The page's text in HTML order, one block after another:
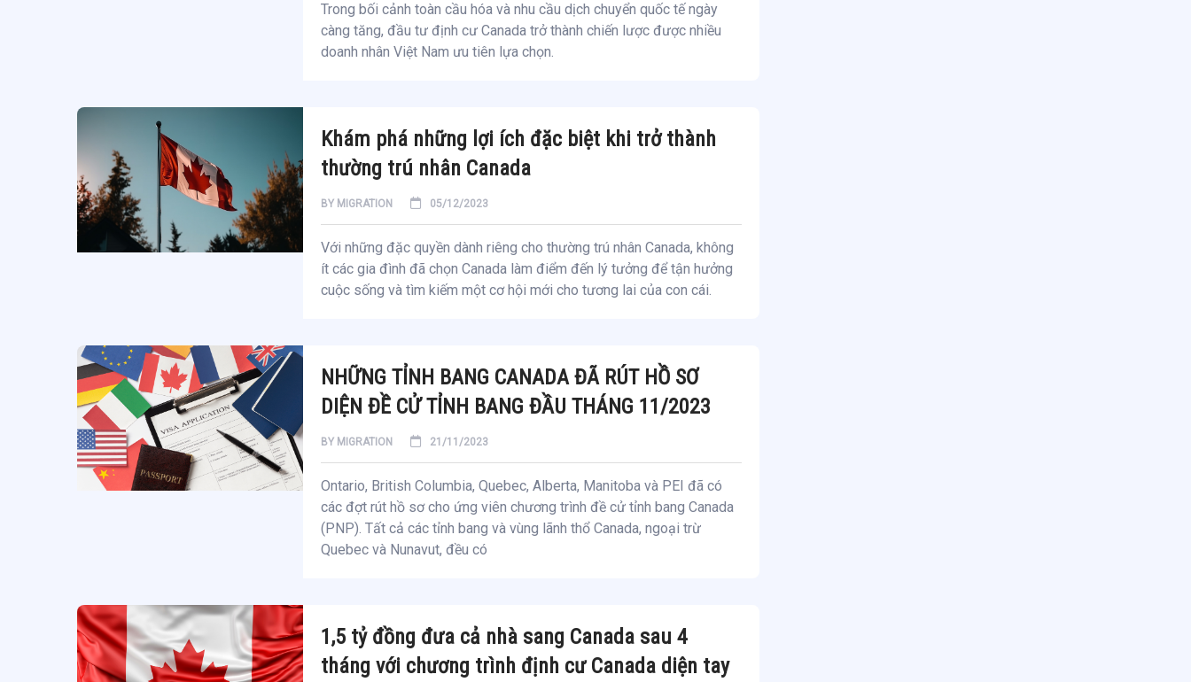
Trong bối cảnh toàn cầu hóa và nhu cầu dịch chuyển quốc tế ngày
càng tăng, đầu tư định cư Canada trở thành chiến lược được nhiều
doanh nhân Việt Nam ưu tiên lựa chọn.
Khám phá những lợi ích đặc biệt khi trở thành
thường trú nhân Canada
BY MIGRATION 05/12/2023
Với những đặc quyền dành riêng cho thường trú nhân Canada, không
ít các gia đình đã chọn Canada làm điểm đến lý tưởng để tận hưởng
cuộc sống và tìm kiếm một cơ hội mới cho tương lai của con cái.
NHỮNG TỈNH BANG CANADA ĐÃ RÚT HỒ SƠ
DIỆN ĐỀ CỬ TỈNH BANG ĐẦU THÁNG 11/2023
BY MIGRATION 21/11/2023
Ontario, British Columbia, Quebec, Alberta, Manitoba và PEI đã có
các đợt rút hồ sơ cho ứng viên chương trình đề cử tỉnh bang Canada
(PNP). Tất cả các tỉnh bang và vùng lãnh thổ Canada, ngoại trừ
Quebec và Nunavut, đều có
1,5 tỷ đồng đưa cả nhà sang Canada sau 4
tháng với chương trình định cư Canada diện tay